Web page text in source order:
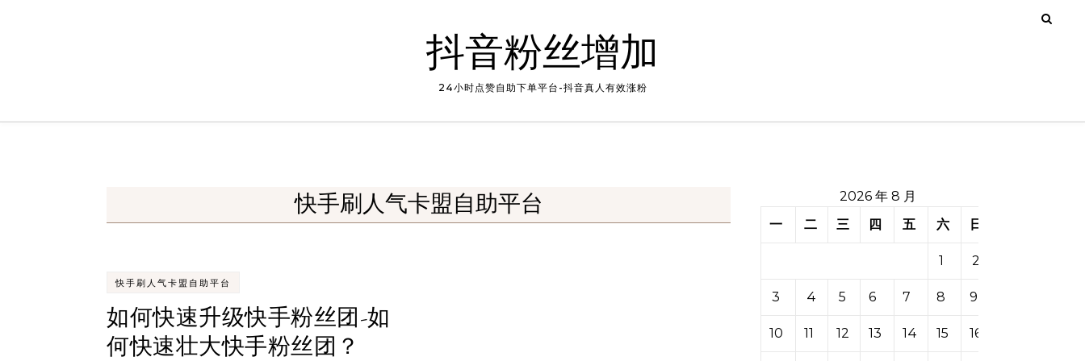
抖音粉丝增加
24小时点赞自助下单平台-抖音真人有效涨粉
快手刷人气卡盟自助平台
快手刷人气卡盟自助平台
如何快速升级快手粉丝团-如
何快速壮大快手粉丝团？
2026 年 8 月
一
二 三 四 五 六 日
1 2
3 4 5 6 7 8 9
10 11 12 13 14 15 16